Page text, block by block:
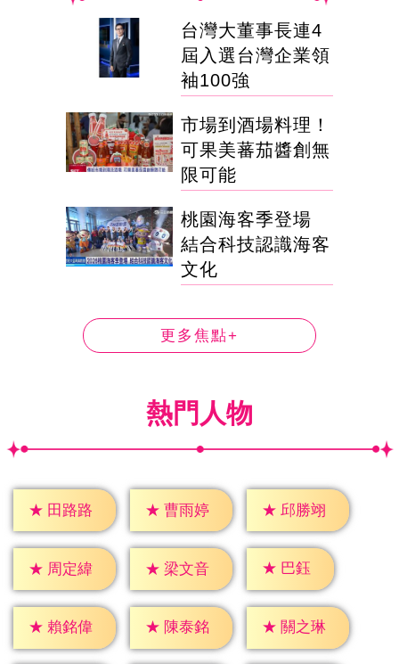
台灣大董事長連4
屆入選台灣企業領
袖100強
市場到酒場料理！
可果美蕃茄醬創無
限可能
桃園海客季登場
結合科技認識海客
文化
更多焦點+
熱門人物
★ 田路路 ★ 曹雨婷 ★ 邱勝翊
★ 周定緯 ★ 梁文音 ★ 巴鈺
★ 賴銘偉 ★ 陳泰銘 ★ 關之琳